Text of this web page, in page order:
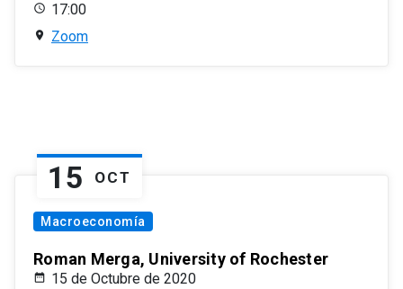
17:00
Zoom
15 OCT
Macroeconomía
Roman Merga, University of Rochester
15 de Octubre de 2020